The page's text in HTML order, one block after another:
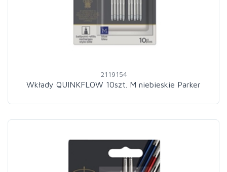
2119154
Wkłady QUINKFLOW 10szt. M niebieskie Parker